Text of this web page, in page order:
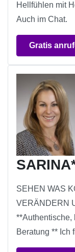
Hellfühlen mit
Auch im Chat.
Gratis
SEHEN WAS
VERÄNDERN
**Authentische,
Beratung ** Ich